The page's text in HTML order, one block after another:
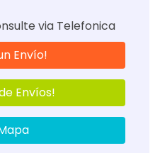
via Telefonica
Envío!
Envíos!